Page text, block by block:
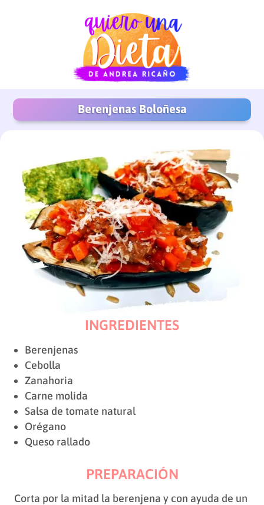
Berenjenas Boloñesa
INGREDIENTES
Berenjenas
Cebolla
Zanahoria
Carne molida
Salsa de tomate natural
Orégano
Queso rallado
PREPARACIÓN
Corta por la mitad la berenjena y con ayuda de un